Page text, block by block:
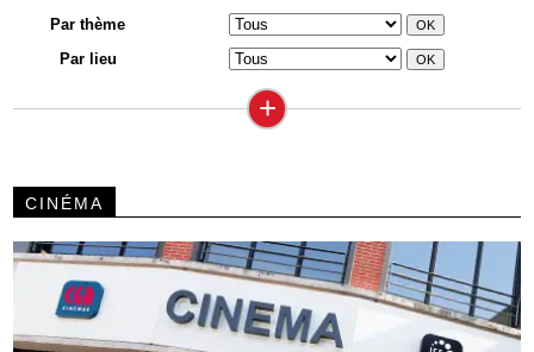
Par thème
Par lieu
+
CINÉMA